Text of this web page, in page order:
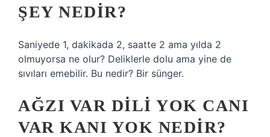
ŞEY NEDIR?
Saniyede 1, dakikada 2, saatte 2 ama yılda 2
olmuyorsa ne olur? Deliklerle dolu ama yine de
sıvıları emebilir. Bu nedir? Bir sünger.
AĞZI VAR DILI YOK CANI
VAR KANI YOK NEDIR?